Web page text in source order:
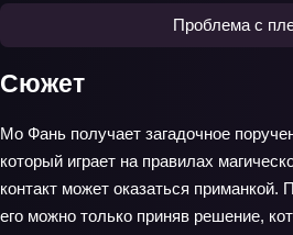
Проблема с
Сюжет
Мо Фань получает загадочное
который играет на правилах
контакт может оказаться
его можно только приняв решение,